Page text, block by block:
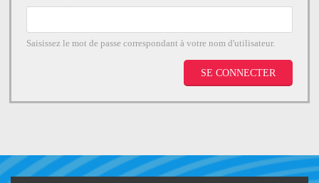
Saisissez le mot de passe correspondant à votre nom d'utilisateur.